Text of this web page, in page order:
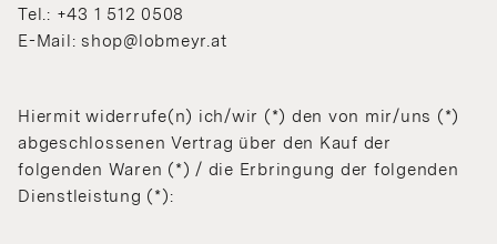
Tel.: +43 1 512 0508
E-Mail: shop@lobmeyr.at
Hiermit widerrufe(n) ich/wir (*) den von mir/uns (*)
abgeschlossenen Vertrag über den Kauf der
folgenden Waren (*) / die Erbringung der folgenden
Dienstleistung (*):